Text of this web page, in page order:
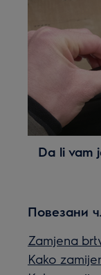
Da li vam
Повезани
Zamjena
Kako